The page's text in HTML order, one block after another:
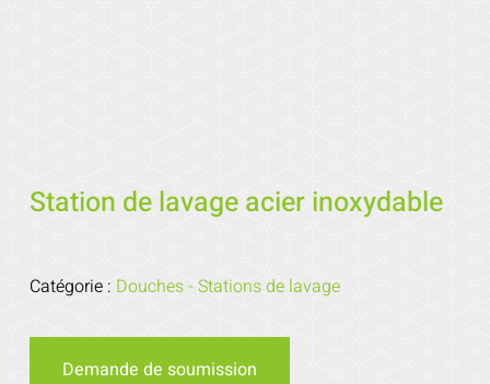
Station de lavage acier inoxydable
Catégorie : Douches - Stations de lavage
Demande de soumission